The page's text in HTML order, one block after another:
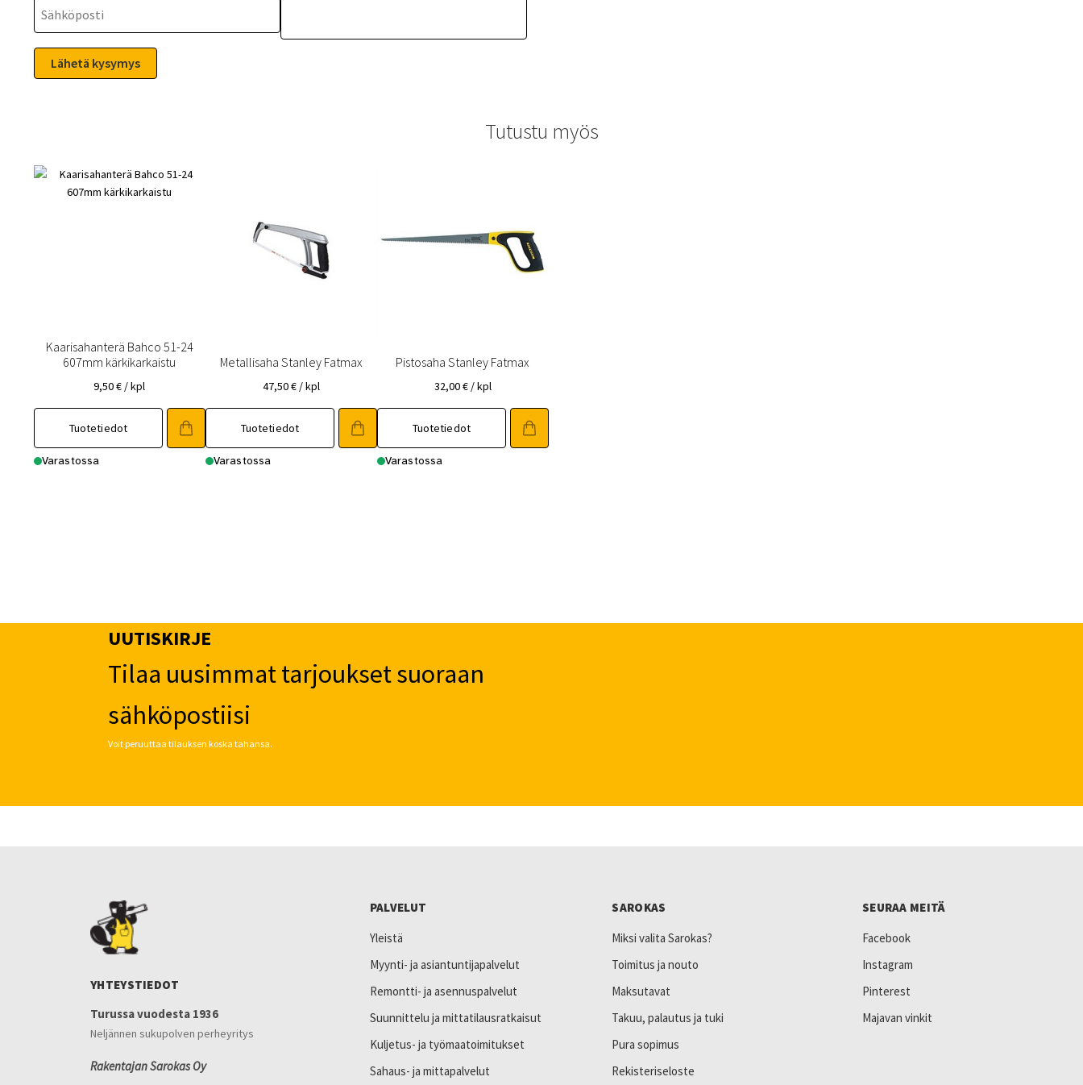
Tutustu myös
Kaarisahanterä Bahco 51-24
607mm kärkikarkaistu
9,50€ / kpl
Tuotetiedot
Varastossa
Metallisaha Stanley Fatmax
47,50€ / kpl
Tuotetiedot
Varastossa
Pistosaha Stanley Fatmax
32,00€ / kpl
Tuotetiedot
Varastossa
UUTISKIRJE
Tilaa uusimmat tarjoukset suoraan
sähköpostiisi
Voit peruuttaa tilauksen koska tahansa.
YHTEYSTIEDOT
Turussa vuodesta 1936
Neljännen sukupolven perheyritys
Rakentajan Sarokas Oy
PALVELUT
Yleistä
Myynti- ja asiantuntijapalvelut
Remontti- ja asennuspalvelut
Suunnittelu ja mittatilausratkaisut
Kuljetus- ja työmaatoimitukset
Sahaus- ja mittapalvelut
SAROKAS
Miksi valita Sarokas?
Toimitus ja nouto
Maksutavat
Takuu, palautus ja tuki
Pura sopimus
Rekisteriseloste
SEURAA MEITÄ
Facebook
Instagram
Pinterest
Majavan vinkit